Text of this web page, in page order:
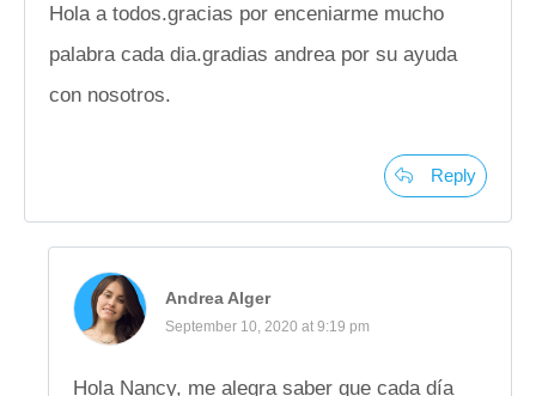
Hola a todos.gracias por enceniarme mucho
palabra cada dia.gradias andrea por su ayuda
con nosotros.
Reply
Andrea Alger
September 10, 2020 at 9:19 pm
Hola Nancy, me alegra saber que cada día